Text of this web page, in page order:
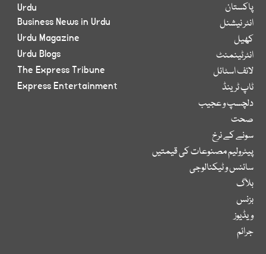
پاکستان
انٹر نیشنل
کھیل
انٹرٹینمنٹ
لائف اسٹائل
ٹاپ ٹرینڈ
دلچسپ و عجیب
صحت
سونے کے نرخ
پیٹرولیم مصنوعات کی قیمتیں
سائنس و ٹیکنالوجی
بلاگ
بزنس
ویڈیوز
جرائم
Urdu
Business News in Urdu
Urdu Magazine
Urdu Blogs
The Express Tribune
Express Entertainment